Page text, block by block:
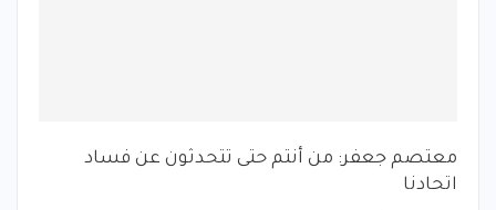
معتصم جعفر: من أنتم حتى تتحدثون عن فساد
اتحادنا